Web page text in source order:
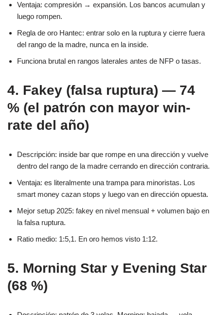
Ventaja: compresión → expansión. Los bancos acumulan y
luego rompen.
Regla de oro Hantec: entrar solo en la ruptura y cierre fuera
del rango de la madre, nunca en la inside.
Funciona brutal en rangos laterales antes de NFP o tasas.
4. Fakey (falsa ruptura) — 74
% (el patrón con mayor win-
rate del año)
Descripción: inside bar que rompe en una dirección y vuelve
dentro del rango de la madre cerrando en dirección contraria.
Ventaja: es literalmente una trampa para minoristas. Los
smart money cazan stops y luego van en dirección opuesta.
Mejor setup 2025: fakey en nivel mensual + volumen bajo en
la falsa ruptura.
Ratio medio: 1:5,1. En oro hemos visto 1:12.
5. Morning Star y Evening Star
(68 %)